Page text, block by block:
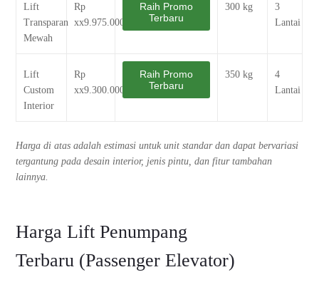
Lift
Transparan
Mewah
Rp
xx9.975.000
Raih Promo
Terbaru
300 kg
3
Lantai
Lift
Custom
Interior
Rp
xx9.300.000
Raih Promo
Terbaru
350 kg
4
Lantai
Harga di atas adalah estimasi untuk unit standar dan dapat bervariasi
tergantung pada desain interior, jenis pintu, dan fitur tambahan
lainnya.
Harga Lift Penumpang
Terbaru (Passenger Elevator)